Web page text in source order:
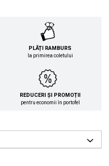
PLĂȚI RAMBURS
la primirea coletului
REDUCERI ȘI PROMOȚII
pentru economii în portofel